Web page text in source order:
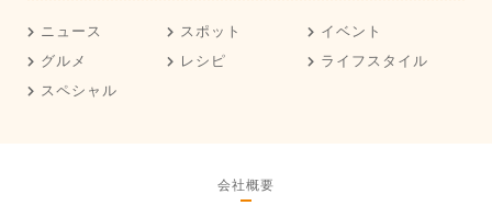
ニュース スポット
イベント
グルメ
レシピ
ライフスタイル
スペシャル
会社概要